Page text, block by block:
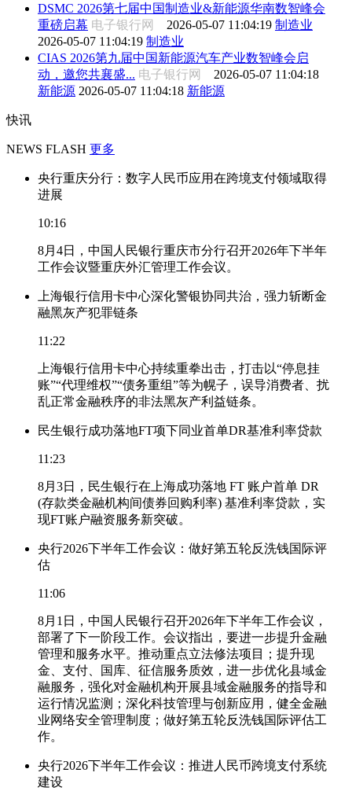
DSMC 2026第七届中国制造业&新能源华南数智峰会
重磅启幕 电子银行网 2026-05-07 11:04:19 制造业
2026-05-07 11:04:19 制造业
CIAS 2026第九届中国新能源汽车产业数智峰会启
动，邀您共襄盛... 电子银行网 2026-05-07 11:04:18
新能源 2026-05-07 11:04:18 新能源
快讯
NEWS FLASH 更多
央行重庆分行：数字人民币应用在跨境支付领域取得
进展
10:16
8月4日，中国人民银行重庆市分行召开2026年下半年
工作会议暨重庆外汇管理工作会议。
上海银行信用卡中心深化警银协同共治，强力斩断金
融黑灰产犯罪链条
11:22
上海银行信用卡中心持续重拳出击，打击以“停息挂
账”“代理维权”“债务重组”等为幌子，误导消费者、扰
乱正常金融秩序的非法黑灰产利益链条。
民生银行成功落地FT项下同业首单DR基准利率贷款
11:23
8月3日，民生银行在上海成功落地 FT 账户首单 DR
(存款类金融机构间债券回购利率) 基准利率贷款，实
现FT账户融资服务新突破。
央行2026下半年工作会议：做好第五轮反洗钱国际评
估
11:06
8月1日，中国人民银行召开2026年下半年工作会议，
部署了下一阶段工作。会议指出，要进一步提升金融
管理和服务水平。推动重点立法修法项目；提升现
金、支付、国库、征信服务质效，进一步优化县域金
融服务，强化对金融机构开展县域金融服务的指导和
运行情况监测；深化科技管理与创新应用，健全金融
业网络安全管理制度；做好第五轮反洗钱国际评估工
作。
央行2026下半年工作会议：推进人民币跨境支付系统
建设